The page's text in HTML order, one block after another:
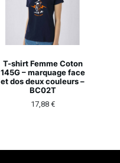
T-shirt Femme Coton
145G – marquage face
et dos deux couleurs –
BC02T
17,88 €